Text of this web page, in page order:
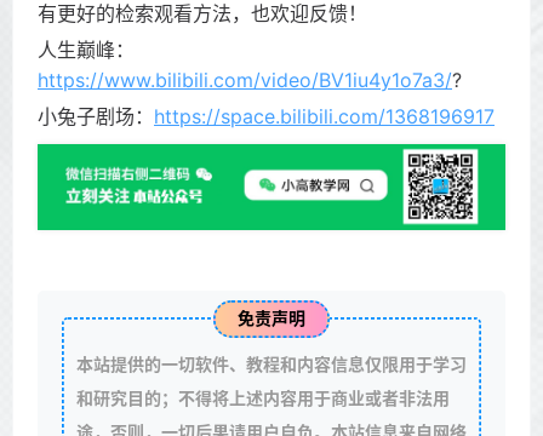
有更好的检索观看方法，也欢迎反馈！
人生巅峰：
https://www.bilibili.com/video/BV1iu4y1o7a3/?
小兔子剧场： https://space.bilibili.com/1368196917
免责声明
本站提供的一切软件、教程和内容信息仅限用于学习
和研究目的；不得将上述内容用于商业或者非法用
途，否则，一切后果请用户自负。本站信息来自网络